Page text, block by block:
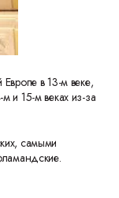
в 13-м веке,
и 15-м веках из-за
самыми